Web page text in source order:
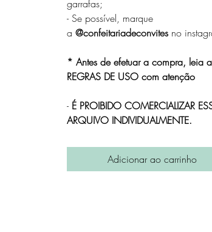
garrafas;
- Se possível, marque
a @confeitariadeconvites no
* Antes de efetuar a compra, leia
REGRAS DE USO com atenção
- É PROIBIDO COMERCIALIZAR
ARQUIVO INDIVIDUALMENTE.
Adicionar ao carrinho